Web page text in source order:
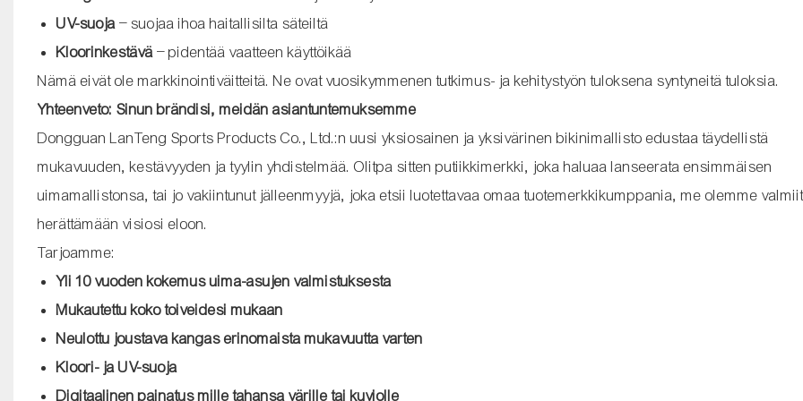
UV-suoja– suojaa ihoa haitallisilta säteiltä
Kloorinkestävä– pidentää vaatteen käyttöikää
Nämä eivät ole markkinointiväitteitä. Ne ovat vuosikymmenen tutkimus- ja kehitystyön tuloksena syntyneitä tuloksia.
Yhteenveto: Sinun brändisi, meidän asiantuntemuksemme
Dongguan LanTeng Sports Products Co., Ltd.:n uusi yksiosainen ja yksivärinen bikinimallisto edustaa täydellistä
mukavuuden, kestävyyden ja tyylin yhdistelmää. Olitpa sitten putiikkimerkki, joka haluaa lanseerata ensimmäisen
uimamallistonsa, tai jo vakiintunut jälleenmyyjä, joka etsii luotettavaa omaa tuotemerkkikumppania, me olemme
herättämään visiosi eloon.
Tarjoamme:
Yli 10 vuoden kokemus uima-asujen valmistuksesta
Mukautettu koko toiveidesi mukaan
Neulottu joustava kangas erinomaista mukavuutta varten
Kloori- ja UV-suoja
Digitaalinen painatus mille tahansa värille tai kuviolle